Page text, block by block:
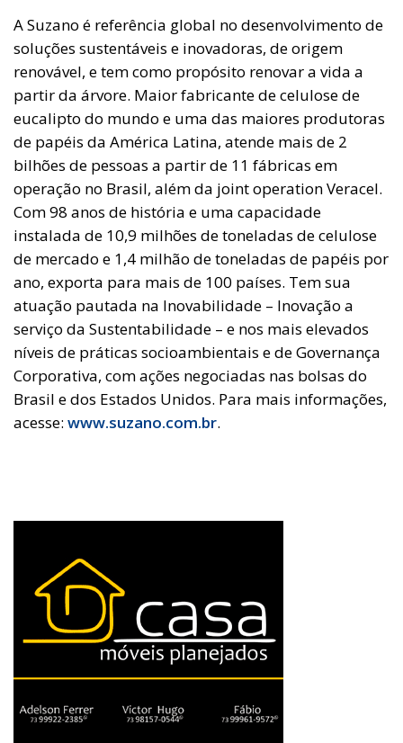
A Suzano é referência global no desenvolvimento de
soluções sustentáveis e inovadoras, de origem
renovável, e tem como propósito renovar a vida a
partir da árvore. Maior fabricante de celulose de
eucalipto do mundo e uma das maiores produtoras
de papéis da América Latina, atende mais de 2
bilhões de pessoas a partir de 11 fábricas em
operação no Brasil, além da joint operation Veracel.
Com 98 anos de história e uma capacidade
instalada de 10,9 milhões de toneladas de celulose
de mercado e 1,4 milhão de toneladas de papéis por
ano, exporta para mais de 100 países. Tem sua
atuação pautada na Inovabilidade – Inovação a
serviço da Sustentabilidade – e nos mais elevados
níveis de práticas socioambientais e de Governança
Corporativa, com ações negociadas nas bolsas do
Brasil e dos Estados Unidos. Para mais informações,
acesse: www.suzano.com.br.